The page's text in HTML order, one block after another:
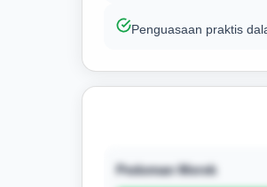
Penguasaan praktis
Pedoman Merek